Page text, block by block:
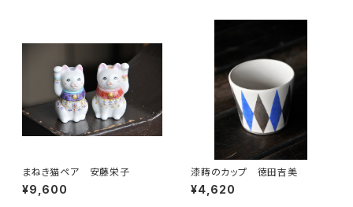
まねき猫ペア 安藤栄子
¥9,600
漆蒔のカップ 徳田吉美
¥4,620